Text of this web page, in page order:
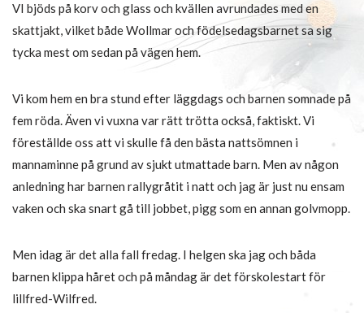
VI bjöds på korv och glass och kvällen avrundades med en
skattjakt, vilket både Wollmar och födelsedagsbarnet sa sig
tycka mest om sedan på vägen hem.
Vi kom hem en bra stund efter läggdags och barnen somnade på
fem röda. Även vi vuxna var rätt trötta också, faktiskt. Vi
föreställde oss att vi skulle få den bästa nattsömnen i
mannaminne på grund av sjukt utmattade barn. Men av någon
anledning har barnen rallygråtit i natt och jag är just nu ensam
vaken och ska snart gå till jobbet, pigg som en annan golvmopp.
Men idag är det alla fall fredag. I helgen ska jag och båda
barnen klippa håret och på måndag är det förskolestart för
lillfred-Wilfred.